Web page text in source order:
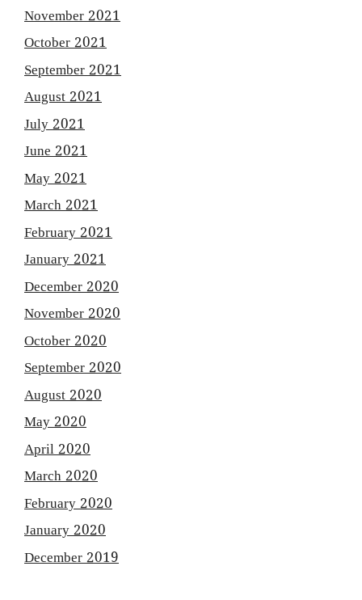
November 2021
October 2021
September 2021
August 2021
July 2021
June 2021
May 2021
March 2021
February 2021
January 2021
December 2020
November 2020
October 2020
September 2020
August 2020
May 2020
April 2020
March 2020
February 2020
January 2020
December 2019